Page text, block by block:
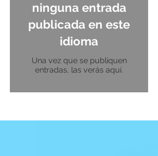
ninguna entrada
publicada en este
idioma
Una vez que se publiquen
entradas, las verás aquí.